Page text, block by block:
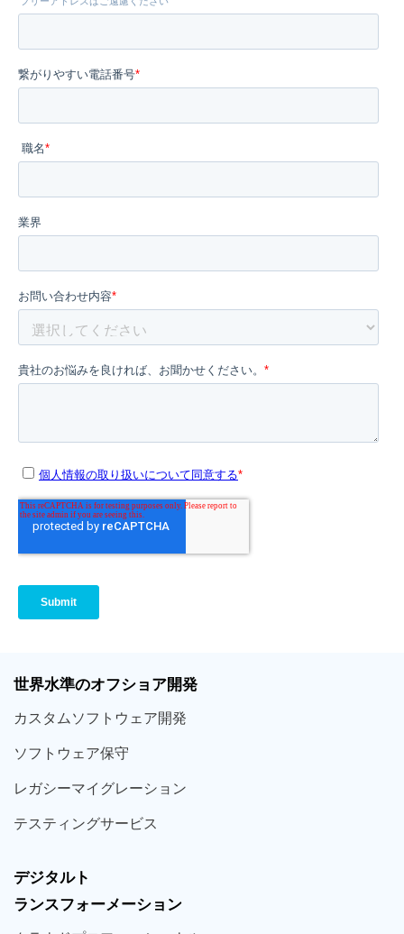
世界水準のオフショア開発
カスタム ソフトウェア開発
ソフト ウェア保守
レガシーマイグレーション
テスティングサービス
デジタルト
ランスフォーメーション